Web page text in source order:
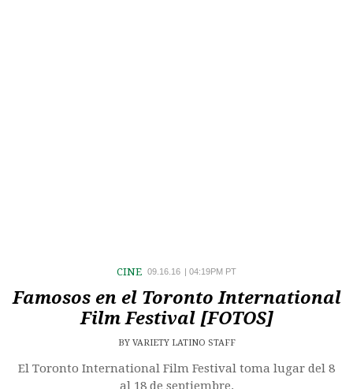
CINE 09.16.16 | 04:19PM PT
Famosos en el Toronto International
Film Festival [FOTOS]
BY VARIETY LATINO STAFF
El Toronto International Film Festival toma lugar del 8
al 18 de septiembre.